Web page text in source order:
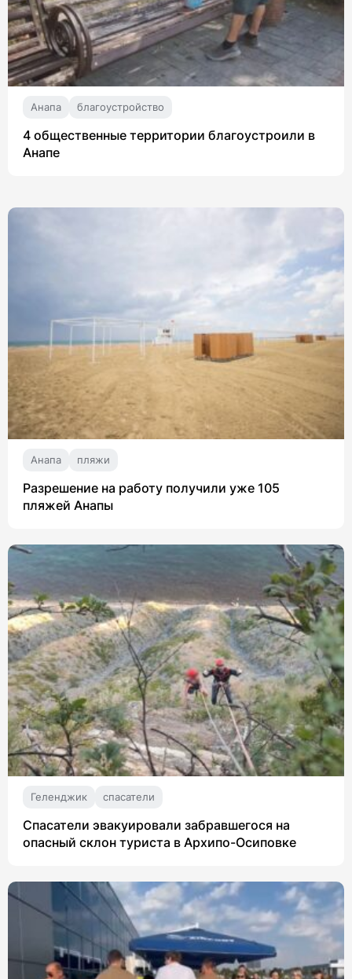
Анапа благоустройство
4 общественные территории благоустроили в
Анапе
Анапа пляжи
Разрешение на работу получили уже 105
пляжей Анапы
Геленджик спасатели
Спасатели эвакуировали забравшегося на
опасный склон туриста в Архипо-Осиповке